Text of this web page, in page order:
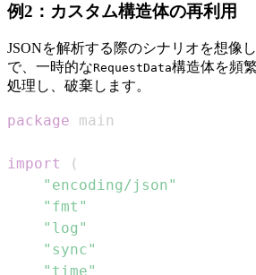
例2：カスタム構造体の再利用
JSONを解析する際のシナリオを想像
で、一時的なRequestData構造体を頻
処理し、破棄します。
package
import
(
"encoding/json"
"fmt"
"log"
"sync"
"time"